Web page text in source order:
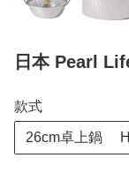
日本 Pearl
款式
26cm卓上鍋